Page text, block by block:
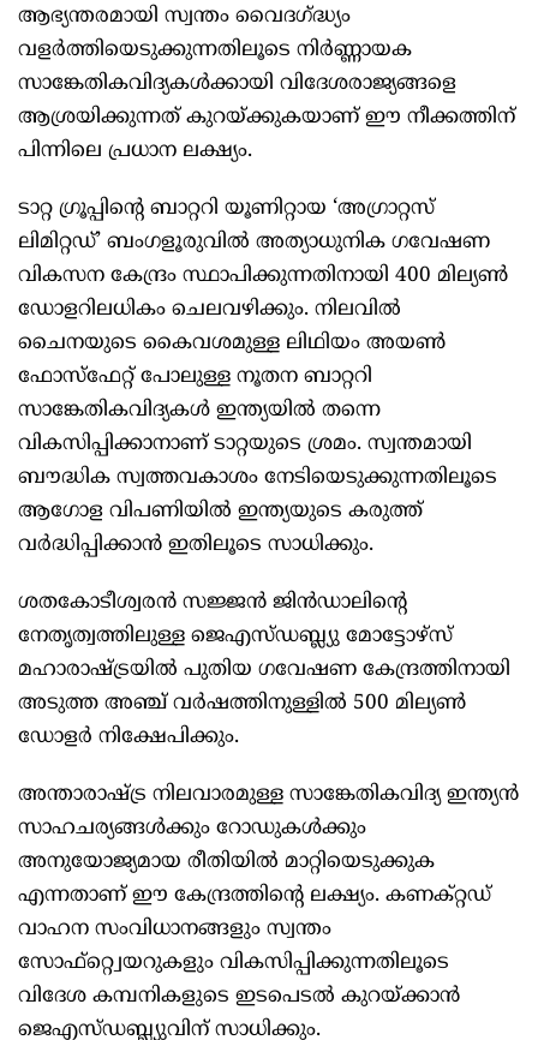
ആഭ്യന്തരമായി സ്വന്തം വൈദഗ്ദ്ധ്യം
വളര്‍ത്തിയെടുക്കുന്നതിലൂടെ നിര്‍ണ്ണായക
സാങ്കേതികവിദ്യകള്‍ക്കായി വിദേശരാജ്യങ്ങളെ
ആശ്രയിക്കുന്നത് കുറയ്ക്കുകയാണ് ഈ നീക്കത്തിന്
പിന്നിലെ പ്രധാന ലക്ഷ്യം.
ടാറ്റ ഗ്രൂപ്പിന്റെ ബാറ്ററി യൂണിറ്റായ ‘അഗ്രാറ്റസ്
ലിമിറ്റഡ്’ ബംഗളൂരുവില്‍ അത്യാധുനിക ഗവേഷണ
വികസന കേന്ദ്രം സ്ഥാപിക്കുന്നതിനായി 400 മില്യണ്‍
ഡോളറിലധികം ചെലവഴിക്കും. നിലവില്‍
ചൈനയുടെ കൈവശമുള്ള ലിഥിയം അയണ്‍
ഫോസ്ഫേറ്റ് പോലുള്ള നൂതന ബാറ്ററി
സാങ്കേതികവിദ്യകള്‍ ഇന്ത്യയില്‍ തന്നെ
വികസിപ്പിക്കാനാണ് ടാറ്റയുടെ ശ്രമം. സ്വന്തമായി
ബൗദ്ധിക സ്വത്തവകാശം നേടിയെടുക്കുന്നതിലൂടെ
ആഗോള വിപണിയില്‍ ഇന്ത്യയുടെ കരുത്ത്
വര്‍ദ്ധിപ്പിക്കാന്‍ ഇതിലൂടെ സാധിക്കും.
ശതകോടീശ്വരന്‍ സജ്ജന്‍ ജിന്‍ഡാലിന്റെ
നേതൃത്വത്തിലുള്ള ജെഎസ്ഡബ്ല്യു മോട്ടോഴ്സ്
മഹാരാഷ്ട്രയില്‍ പുതിയ ഗവേഷണ കേന്ദ്രത്തിനായി
അടുത്ത അഞ്ച് വര്‍ഷത്തിനുള്ളില്‍ 500 മില്യണ്‍
ഡോളര്‍ നിക്ഷേപിക്കും.
അന്താരാഷ്ട്ര നിലവാരമുള്ള സാങ്കേതികവിദ്യ ഇന്ത്യന്‍
സാഹചര്യങ്ങള്‍ക്കും റോഡുകള്‍ക്കും
അനുയോജ്യമായ രീതിയില്‍ മാറ്റിയെടുക്കുക
എന്നതാണ് ഈ കേന്ദ്രത്തിന്റെ ലക്ഷ്യം. കണക്റ്റഡ്
വാഹന സംവിധാനങ്ങളും സ്വന്തം
സോഫ്റ്റ്വെയറുകളും വികസിപ്പിക്കുന്നതിലൂടെ
വിദേശ കമ്പനികളുടെ ഇടപെടല്‍ കുറയ്ക്കാന്‍
ജെഎസ്ഡബ്ല്യുവിന് സാധിക്കും.